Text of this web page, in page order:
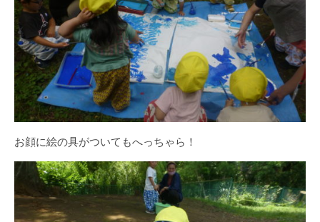
お顔に絵の具がついてもへっちゃら！